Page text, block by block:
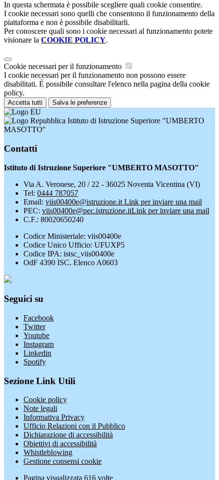
In questa schermata è possibile scegliere quali cookie consentire.
I cookie necessari sono quelli che consentono il funzionamento della
piattaforma e non è possibile disabilitarli.
Per conoscere quali sono i cookie necessari al funzionamento potete
visionare la COOKIE POLICY.
Cookie necessari per il funzionamento
I cookie necessari per il funzionamento non possono essere
disabilitati. È possibile consultare l'elenco nella pagina della cookie
policy.
Accetta tutti Salva le preferenze
Istituto di Istruzione Superiore "UMBERTO
MASOTTO"
Contatti
Istituto di Istruzione Superiore "UMBERTO MASOTTO"
Via A. Veronese, 20 / 22 - 36025 Noventa Vicentina (VI)
Tel: 0444 787057
Email: viis00400e@istruzione.it Link per inviare una mail
PEC: viis00400e@pec.istruzione.itLink per inviare una mail
C.F.: 80020650240
Codice Ministeriale: viis00400e
Codice Unico Ufficio: UFUXP5
Codice IPA: istsc_viis00400e
OdF 4390 ISC. Elenco A0603
Seguici su
Facebook
Twitter
Youtube
Instagram
Linkedin
Spotify
Sezione Link Utili
Cookie policy
Note legali
Informativa Privacy
Ufficio Relazioni con il Pubblico
Dichiarazione di accessibilità
Obiettivi di accessibilità
Whistleblowing
Gestione consensi cookie
Pagina visualizzata 616 volte